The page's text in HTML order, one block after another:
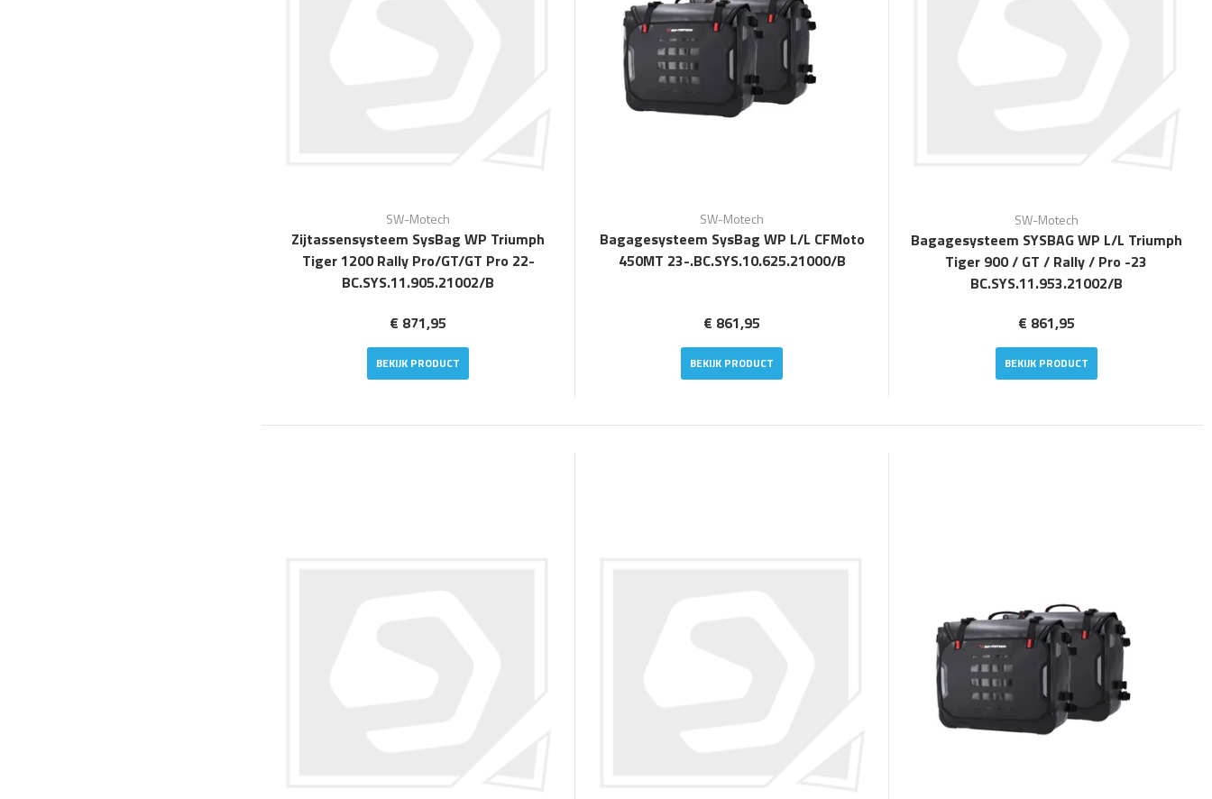
SW-Motech
Zijtassensysteem SysBag WP Triumph
Tiger 1200 Rally Pro/GT/GT Pro 22-
BC.SYS.11.905.21002/B
€ 871,95
BEKIJK PRODUCT
SW-Motech
Bagagesysteem SysBag WP L/L CFMoto
450MT 23-.BC.SYS.10.625.21000/B
€ 861,95
BEKIJK PRODUCT
SW-Motech
Bagagesysteem SYSBAG WP L/L Triumph
Tiger 900 / GT / Rally / Pro -23
BC.SYS.11.953.21002/B
€ 861,95
BEKIJK PRODUCT